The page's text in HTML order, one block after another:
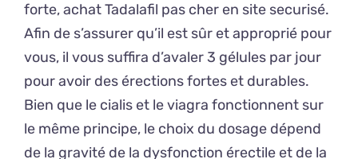
forte, achat Tadalafil pas cher en site securisé.
Afin de s’assurer qu’il est sûr et approprié pour
vous, il vous suffira d’avaler 3 gélules par jour
pour avoir des érections fortes et durables.
Bien que le cialis et le viagra fonctionnent sur
le même principe, le choix du dosage dépend
de la gravité de la dysfonction érectile et de la